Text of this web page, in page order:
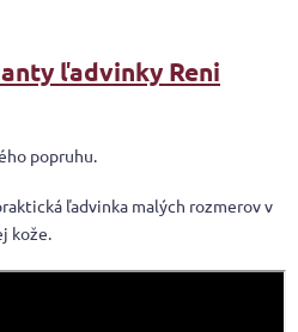
ľadvinky Reni
popruhu.
ľadvinka malých rozmerov v
kože.